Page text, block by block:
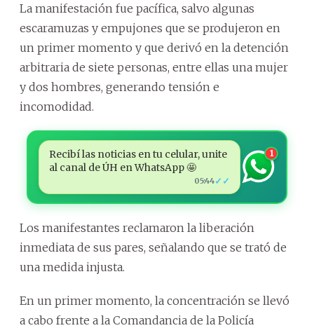
La manifestación fue pacífica, salvo algunas
escaramuzas y empujones que se produjeron en
un primer momento y que derivó en la detención
arbitraria de siete personas, entre ellas una mujer
y dos hombres, generando tensión e
incomodidad.
Recibí las noticias en tu celular, unite
al canal de ÚH en WhatsApp 🤩
05:44✓✓
1
Los manifestantes reclamaron la liberación
inmediata de sus pares, señalando que se trató de
una medida injusta.
En un primer momento, la concentración se llevó
a cabo frente a la Comandancia de la Policía